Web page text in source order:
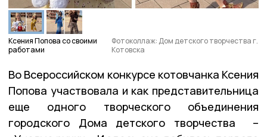
Ксения Попова со своими
работами
Фотоколлаж: Дом детского творчества г.
Котовска
Во Всероссийском конкурсе котовчанка Ксения
Попова участвовала и как представительница
еще одного творческого объединения
городского Дома детского творчества –